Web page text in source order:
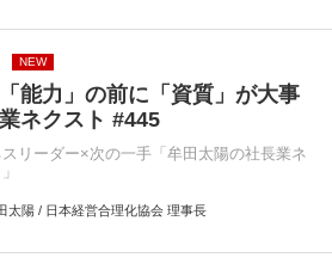
NEW
能力」の前に「資質」が大事
ネクスト #445
スリーダー×次の一手「牟田太陽の社長業ネ
太陽 / 日本経営合理化協会 理事長